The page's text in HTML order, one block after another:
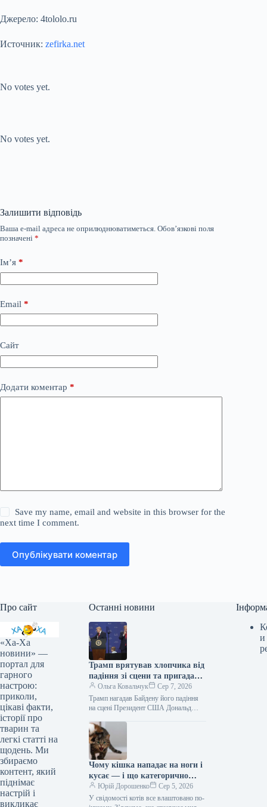
Джерело: 4tololo.ru
Источник: zefirka.net
No votes yet.
No votes yet.
Залишити відповідь
Ваша e-mail адреса не оприлюднюватиметься. Обов’язкові поля
позначені *
Ім’я *
Email *
Сайт
Додати коментар *
Save my name, email and website in this browser for the
next time I comment.
Опублікувати коментар
Про сайт
«Ха-Ха
новини» —
портал для
гарного
настрою:
приколи,
цікаві факти,
історії про
тварин та
легкі статті на
щодень. Ми
збираємо
контент, який
піднімає
настрій і
викликає
Останні новини
Трамп врятував хлопчика від
падіння зі сцени та пригадав
Байдена (відео)
Ольга Ковальчук
Сер 7, 2026
Трамп нагадав Байдену його падіння
на сцені Президент США Дональд
сцени та обмовився про…
Чому кішка нападає на ноги і
кусає — і що категорично
заборонено робити у відповідь
Юрій Дорошенко
Сер 5, 2026
У свідомості котів все влаштовано по-
и